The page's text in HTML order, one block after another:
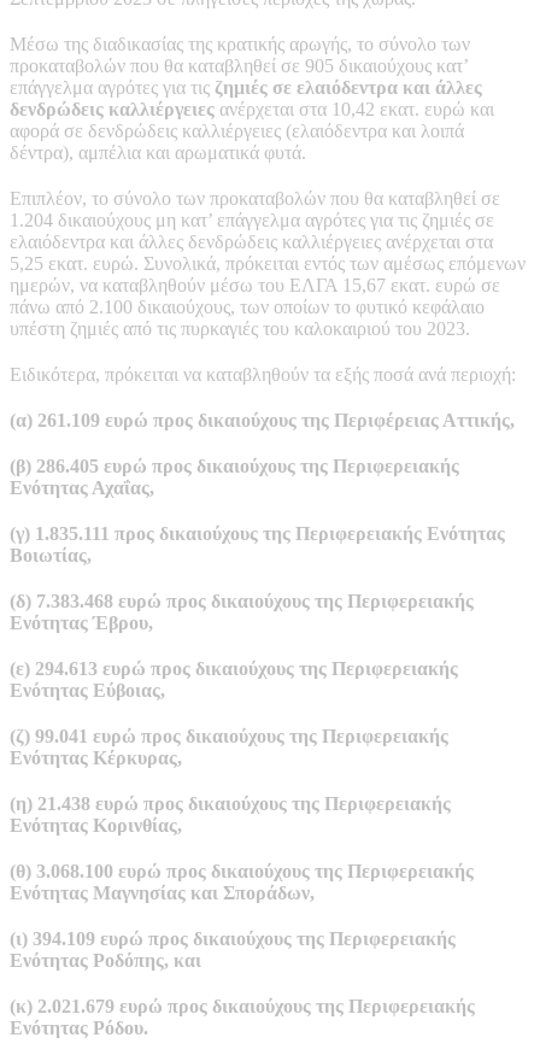
Μέσω της διαδικασίας της κρατικής αρωγής, το σύνολο των
προκαταβολών που θα καταβληθεί σε 905 δικαιούχους κατ’
επάγγελμα αγρότες για τις ζημιές σε ελαιόδεντρα και άλλες
δενδρώδεις καλλιέργειες ανέρχεται στα 10,42 εκατ. ευρώ και
αφορά σε δενδρώδεις καλλιέργειες (ελαιόδεντρα και λοιπά
δέντρα), αμπέλια και αρωματικά φυτά.
Επιπλέον, το σύνολο των προκαταβολών που θα καταβληθεί σε
1.204 δικαιούχους μη κατ’ επάγγελμα αγρότες για τις ζημιές σε
ελαιόδεντρα και άλλες δενδρώδεις καλλιέργειες ανέρχεται στα
5,25 εκατ. ευρώ. Συνολικά, πρόκειται εντός των αμέσως επόμενων
ημερών, να καταβληθούν μέσω του ΕΛΓΑ 15,67 εκατ. ευρώ σε
πάνω από 2.100 δικαιούχους, των οποίων το φυτικό κεφάλαιο
υπέστη ζημιές από τις πυρκαγιές του καλοκαιριού του 2023.
Ειδικότερα, πρόκειται να καταβληθούν τα εξής ποσά ανά περιοχή:
(α) 261.109 ευρώ προς δικαιούχους της Περιφέρειας Αττικής,
(β) 286.405 ευρώ προς δικαιούχους της Περιφερειακής
Ενότητας Αχαΐας,
(γ) 1.835.111 προς δικαιούχους της Περιφερειακής Ενότητας
Βοιωτίας,
(δ) 7.383.468 ευρώ προς δικαιούχους της Περιφερειακής
Ενότητας Έβρου,
(ε) 294.613 ευρώ προς δικαιούχους της Περιφερειακής
Ενότητας Εύβοιας,
(ζ) 99.041 ευρώ προς δικαιούχους της Περιφερειακής
Ενότητας Κέρκυρας,
(η) 21.438 ευρώ προς δικαιούχους της Περιφερειακής
Ενότητας Κορινθίας,
(θ) 3.068.100 ευρώ προς δικαιούχους της Περιφερειακής
Ενότητας Μαγνησίας και Σποράδων,
(ι) 394.109 ευρώ προς δικαιούχους της Περιφερειακής
Ενότητας Ροδόπης, και
(κ) 2.021.679 ευρώ προς δικαιούχους της Περιφερειακής
Ενότητας Ρόδου.